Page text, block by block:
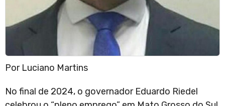
Por Luciano Martins
No final de 2024, o governador Eduardo Riedel